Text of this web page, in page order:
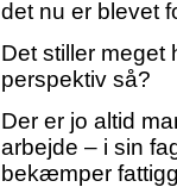
det nu er blevet
Det stiller meget
perspektiv så?
Der er jo altid
arbejde – i sin
bekæmper